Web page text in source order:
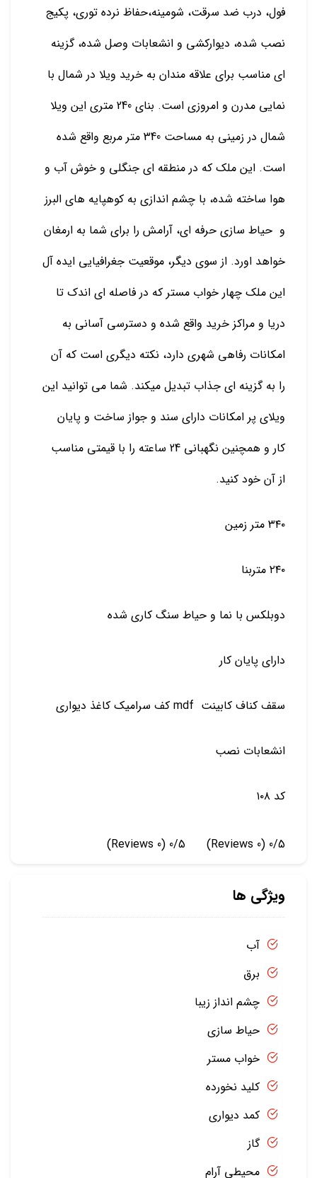
فول، درب ضد سرقت، شومینه،حفاظ نرده توری، پکیج
نصب شده، دیوارکشی و انشعابات وصل شده، گزینه
ای مناسب برای علاقه مندان به خرید ویلا در شمال با
نمایی مدرن و امروزی است. بنای 240 متری این ویلا
شمال در زمینی به مساحت 340 متر مربع واقع شده
است. این ملک که در منطقه ای جنگلی و خوش آب و
هوا ساخته شده، با چشم اندازی به کوهپایه های البرز
و حیاط سازی حرفه ای، آرامش را برای شما به ارمغان
خواهد اورد. از سوی دیگر، موقعیت جغرافیایی ایده آل
این ملک چهار خواب مستر که در فاصله ای اندک تا
دریا و مراکز خرید واقع شده و دسترسی آسانی به
امکانات رفاهی شهری دارد، نکته دیگری است که آن
را به گزینه ای جذاب تبدیل میکند. شما می توانید این
ویلای پر امکانات دارای سند و جواز ساخت و پایان
کار و همچنین نگهبانی 24 ساعته را با قیمتی مناسب
از آن خود کنید.
۳۴۰ متر زمین
۲۴۰ متربنا
دوبلکس با نما و حیاط سنگ کاری شده
دارای پایان کار
سقف کناف کابینت mdf کف سرامیک کاغذ دیواری
انشعابات نصب
کد ۱۰۸
0/5
(0 Reviews)
0/5
(0 Reviews)
ویژگی ها
آب
برق
چشم انداز زیبا
حیاط سازی
خواب مستر
کلید نخورده
کمد دیواری
گاز
محیطی آرام